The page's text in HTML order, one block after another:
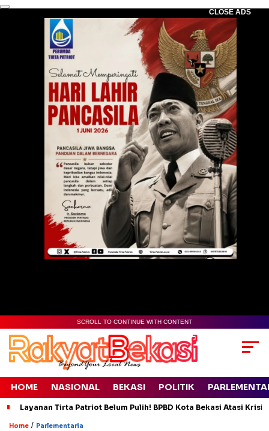
CLOSE ADS
SCROLL TO CONTINUE WITH CONTENT
HOME NASIONAL BEKASI POLITIK
Layanan Tirta Patriot Belum Pulih! BPBD Kota Bekasi Atasi
Home / Parlementaria